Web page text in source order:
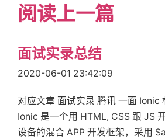
阅读上一篇
面试实录总结
2020-06-01 23:42:09
对应文章 面试实录 腾讯 一面 Ionic
Ionic 是一个用 HTML, CSS 跟 JS
设备的混合 APP 开发框架，采用